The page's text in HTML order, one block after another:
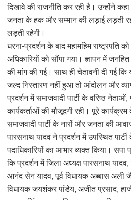
दिखावे की राजनीति कर रही है। उन्होंने कहा
जनता के हक और सम्मान की लड़ाई लड़ती
लड़ती रहेगी।
धरना-प्रदर्शन के बाद महामहिम राष्ट्रपति
अधिकारियों को सौंपा गया। ज्ञापन में
की मांग की गई। साथ ही चेतावनी दी गई
जल्द निस्तारण नहीं हुआ तो आंदोलन और
प्रदर्शन में समाजवादी पार्टी के वरिष्ठ
कार्यकर्ताओं की मौजूदगी रही। पूरे
समाजवादी पार्टी के नारों और जनता की
पारसनाथ यादव ने प्रदर्शन में उपस्थित
पदाधिकारियों का आभार व्यक्त किया।
कि प्रदर्शन में जिला अध्यक्ष पारसनाथ यादव,
आनंद सेन यादव, पूर्व विधायक अब्बास अली
विधायक जयशंकर पांडेय, अजीत प्रसाद,